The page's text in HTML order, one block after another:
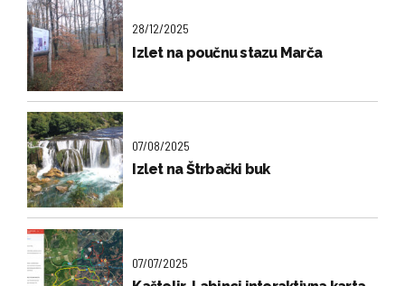
28/12/2025
Izlet na poučnu stazu Marča
07/08/2025
Izlet na Štrbački buk
07/07/2025